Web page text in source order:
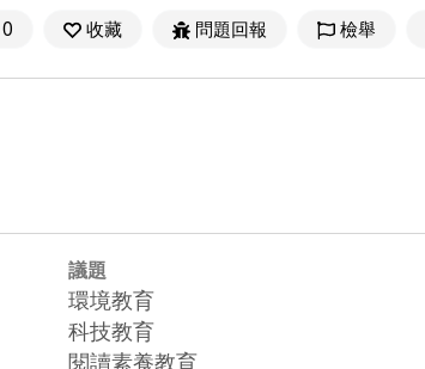
0 收藏 問題回報 檢舉
議題
環境教育
科技教育
閱讀素養教育